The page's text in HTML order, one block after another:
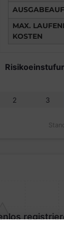
MAX.
KOSTEN
2 3